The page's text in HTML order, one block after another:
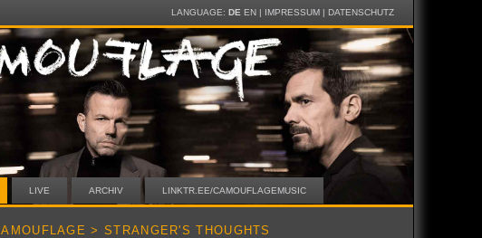
LANGUAGE: DE EN| IMPRESSUM| DATENSCHUTZ
LIVE ARCHIV LINKTR.EE/CAMOUFLAGEMUSIC
> STRANGER'S THOUGHTS